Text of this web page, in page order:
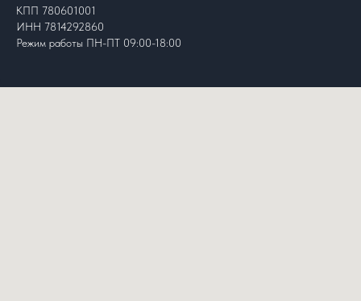
КПП 780601001
ИНН 7814292860
Режим работы ПН-ПТ 09:00-18:00